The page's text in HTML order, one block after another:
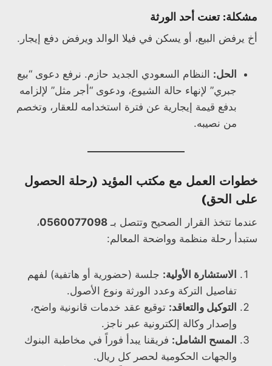
مشكلة: تعنت أحد الورثة
أخ يرفض البيع، أو يسكن في فيلا الوالد ويرفض دفع إيجار.
الحل: النظام السعودي الجديد حازم. نرفع دعوى “بيع
جبري” لإنهاء حالة الشيوع، ودعوى “أجر مثل” لإلزامه
بدفع قيمة إيجارية عن فترة استخدامه للعقار، وتخصم
من نصيبه.
خطوات العمل مع مكتب المؤيد (رحلة الحصول
على الحق)
عندما تتخذ القرار الصحيح وتتصل بـ 0560077098،
ستبدأ رحلة منظمة وواضحة المعالم:
الاستشارة الأولية: جلسة (حضورية أو هاتفية) لفهم
تفاصيل التركة وعدد الورثة ونوع الأصول.
التوكيل والتعاقد: توقيع عقد خدمات قانونية واضح،
وإصدار وكالة إلكترونية عبر ناجز.
المسح الشامل: فريقنا يبدأ فوراً في مخاطبة البنوك
والجهات الحكومية لحصر كل ريال.